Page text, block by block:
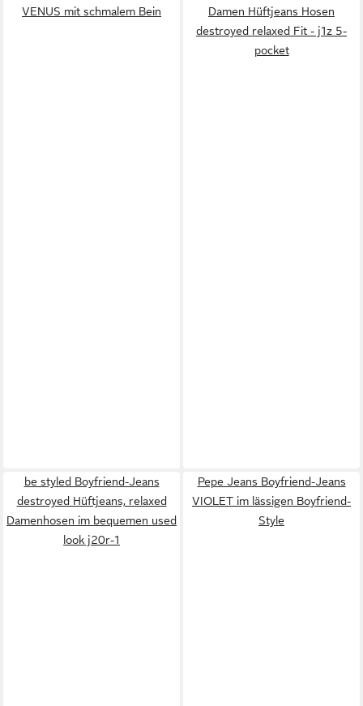
VENUS mit schmalem Bein
Damen Hüftjeans Hosen
destroyed relaxed Fit - j1z 5-
pocket
be styled Boyfriend-Jeans
destroyed Hüftjeans, relaxed
Damenhosen im bequemen used
look j20r-1
Pepe Jeans Boyfriend-Jeans
VIOLET im lässigen Boyfriend-
Style